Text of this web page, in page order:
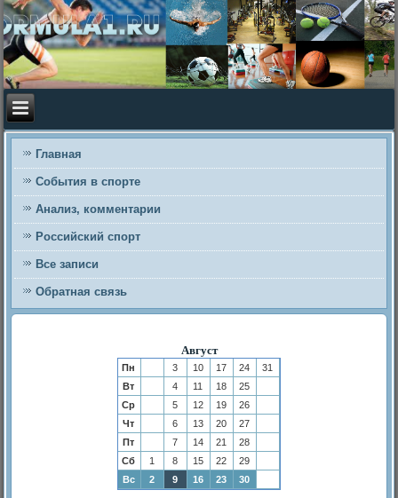
Главная
События в спорте
Анализ, комментарии
Российский спорт
Все записи
Обратная связь
Август
Пн 3 10 17 24
31
Вт
4 11 18
25
Ср
5 12 19
26
Чт
6 13 20
27
Пт
7 14 21
28
Сб
1 8 15 22
29
Вс
2 9 16 23 30